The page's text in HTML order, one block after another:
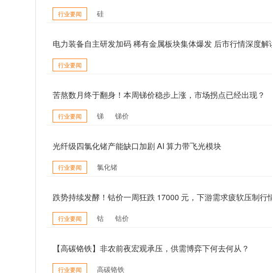
行业要闻 硅
电力装备自主研发加码 稀有金属板块集体爆发 后市行情深度解
行业要闻
苦熬数月终于翻身！本周锑价稳步上涨，市场拐点已经出现？
行业要闻 锑 锑价
光纤级四氯化锗产能缺口加剧 AI 算力带飞光模块
行业要闻 氯化锗
跌势持续发酵！钴价一周狂跌 17000 元，下游需求疲软压制行
行业要闻 钴 钴价
【高碳铬铁】非农前夜宏观承压，供需博弈下何去何从？
行业要闻 高碳铬铁